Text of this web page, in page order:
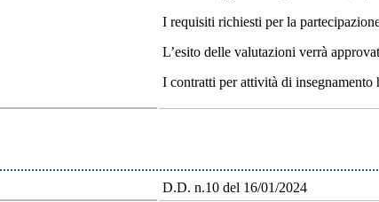
I requisiti richiesti per la
L’esito delle valutazioni verrà
I contratti per attività di insegnamento
D.D. n.10 del 16/01/2024